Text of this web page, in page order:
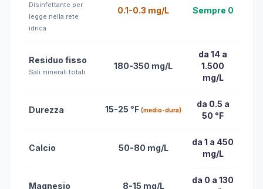
Disinfettante per
legge nella rete
idrica
0.1-0.3 mg/L Sempre 0
Residuo fisso
Sali minerali totali
180-350 mg/L
da 14 a
1.500
mg/L
Durezza 15-25 °F (medio-dura)
da 0.5 a
50 °F
Calcio 50-80 mg/L
da 1 a 450
mg/L
Magnesio 8-15 mg/L
da 0 a 130